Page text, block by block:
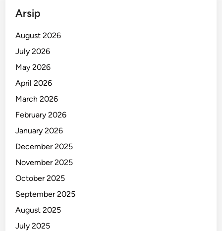
Arsip
August 2026
July 2026
May 2026
April 2026
March 2026
February 2026
January 2026
December 2025
November 2025
October 2025
September 2025
August 2025
July 2025